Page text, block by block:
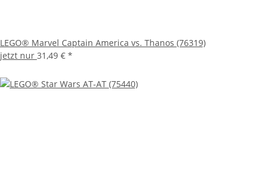
LEGO® Marvel Captain America vs. Thanos (76319)
jetzt nur 31,49 € *